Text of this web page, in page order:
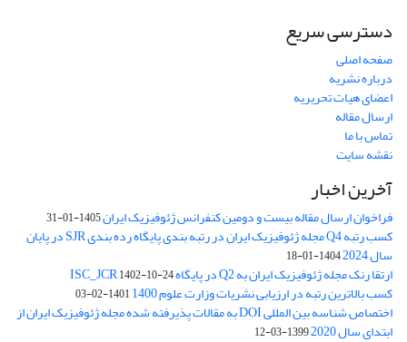
دسترسی سریع
صفحه اصلی
درباره نشریه
اعضای هیات تحریریه
ارسال مقاله
تماس با ما
نقشه سایت
آخرین اخبار
فراخوان ارسال مقاله بیست و دومین کنفرانس ژئوفیزیک ایران1405-01-31
کسب رتبه Q4 مجله ژئوفیزیک ایران در رتبه بندی پایگاه رده بندی SJR در پایان
سال 2024 1404-01-18
ارتقا رنک مجله ژئوفیزیک ایران به Q2 در پایگاه ISC_JCR 1402-10-24
کسب بالاترین رتبه در ارزیابی نشریات وزارت علوم 1400 1401-02-03
اختصاص شناسه بین المللی DOI به مقالات پذیرفته شده مجله ژئوفیزیک ایران از
ابتدای سال 2020 1399-03-12